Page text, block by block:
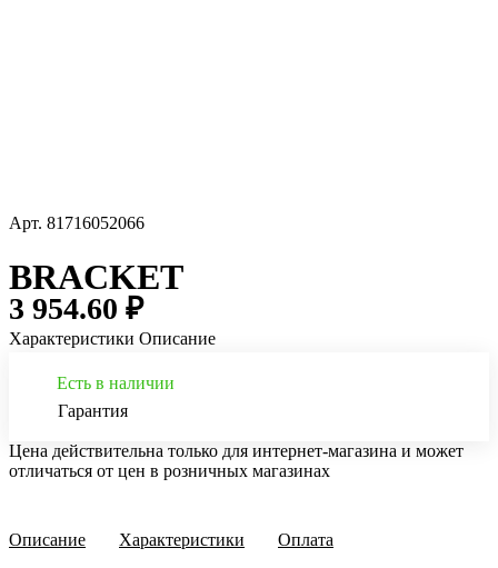
Арт. 81716052066
BRACKET
3 954.60 ₽
Характеристики Описание
Есть в наличии
Гарантия
Цена действительна только для интернет-магазина и может
отличаться от цен в розничных магазинах
Описание Характеристики Оплата